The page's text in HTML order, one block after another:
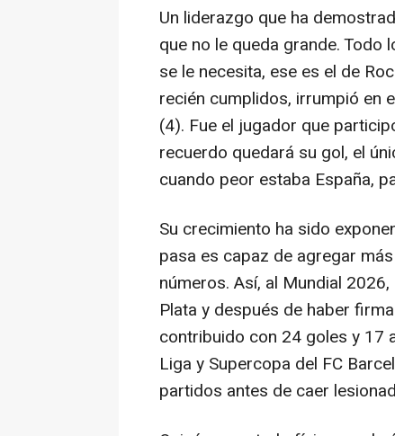
Un liderazgo que ha
que no le queda grande. Todo
se le necesita, ese es el de
recién cumplidos, irrumpió en
(4). Fue el jugador que
recuerdo quedará su gol, el
cuando peor estaba España,
Su crecimiento ha sido
pasa es capaz de agregar
números. Así, al Mundial
Plata y después de haber
contribuido con 24 goles y 17
Liga y Supercopa del FC
partidos antes de caer